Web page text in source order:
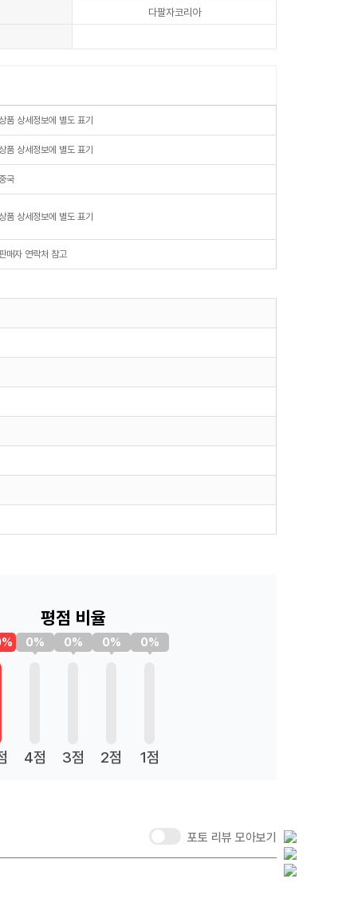
다팔자코리아
상품 상세정보에 별도 표기
상품 상세정보에 별도 표기
국
상품 상세정보에 별도 표기
매자 연락처 참고
평점 비율
0%
4점
0%
3점
0%
2점
0%
1점
포토 리뷰 모아보기